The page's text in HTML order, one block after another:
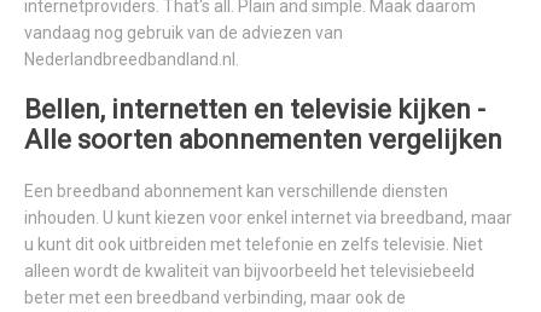
internetproviders. That's all. Plain and simple. Maak daarom
vandaag nog gebruik van de adviezen van
Nederlandbreedbandland.nl.
Bellen, internetten en televisie kijken -
Alle soorten abonnementen vergelijken
Een breedband abonnement kan verschillende diensten
inhouden. U kunt kiezen voor enkel internet via breedband, maar
u kunt dit ook uitbreiden met telefonie en zelfs televisie. Niet
alleen wordt de kwaliteit van bijvoorbeeld het televisiebeeld
beter met een breedband verbinding, maar ook de